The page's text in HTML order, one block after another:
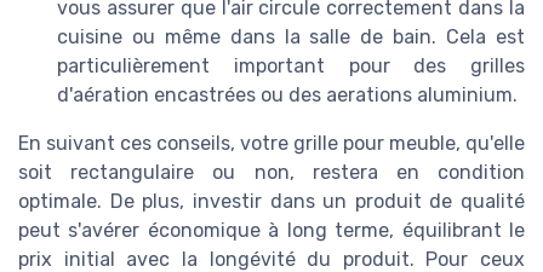
vous assurer que l'air circule correctement dans la
cuisine ou même dans la salle de bain. Cela est
particulièrement important pour des grilles
d'aération encastrées ou des aerations aluminium.
En suivant ces conseils, votre grille pour meuble, qu'elle
soit rectangulaire ou non, restera en condition
optimale. De plus, investir dans un produit de qualité
peut s'avérer économique à long terme, équilibrant le
prix initial avec la longévité du produit. Pour ceux